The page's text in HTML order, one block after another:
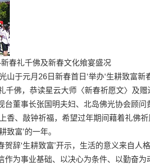
春礼千佛及新春文化飨宴盛况
于元月26日新春首日‘举办‘生耕致富新
佛，恭读星云大师〈新春祈愿文〉及赠
董事长张国明夫妇、北岛佛光协会顾问
香、敲钟祈福，希望过年期间藉着礼佛
致富’的一年。
‘生耕致富’开示，生活的意义来自人
作为事业基础、以决心为条件、以勤奋